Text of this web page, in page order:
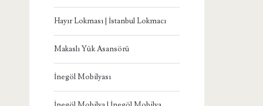
Hayır Lokması | İstanbul Lokmacı
Makaslı Yük Asansörü
İnegöl Mobilyası